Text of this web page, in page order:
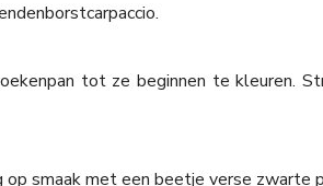
tot ze beginnen te kleuren.
op smaak met een beetje verse zwarte